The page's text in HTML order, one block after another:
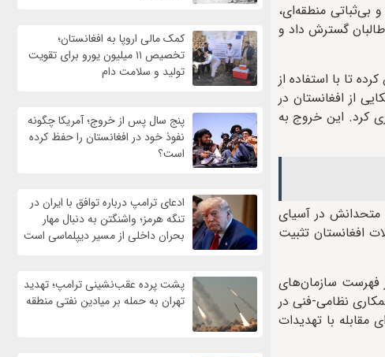
بی‌ثباتی منطقه‌ای،
به طور علنی روابط خود را با طالبان گسترش داد و
تا با استفاده از
از افغانستان در
کرد. این خروج به
متحدانش در آسیای
افغانستان تثبیت
و طالبان را از فهرست سازمان‌های
نظامی-فنی در
مقابله با تهدیدات
کمک مالی اروپا به افغانستان؛
تخصیص ۱۱ میلیون یورو برای تقویت
تولید و سلامت دام
پنج سال پس از خروج؛ آمریکا چگونه
نفوذ خود در افغانستان را حفظ کرده
است؟
ادعای ترامپ درباره توافق با ایران در
تنگه هرمز؛ واشنگتن به دنبال مهار
بحران داخلی از مسیر دیپلماسی است
پشت پرده عقب‌نشینی ترامپ؛ تهدید
تهران به حمله بر ميادين نفتی منطقه